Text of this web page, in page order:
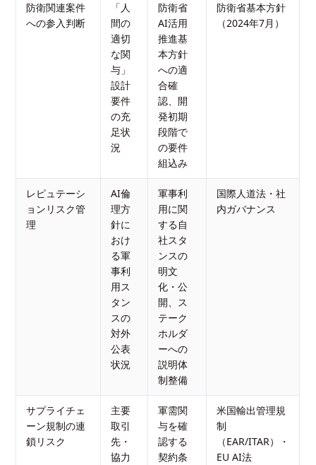
防衛関連案件
への参入判断
「人
間の
適切
な関
与」
設計
要件
の充
足状
況
防衛省
AI活用
推進基
本方針
への適
合確
認、開
発初期
段階で
の要件
組込み
防衛省基本方針
（2024年7月）
レピュテーシ
ョンリスク管
理
AI倫
理方
針に
おけ
る軍
事利
用ス
タン
スの
対外
公表
状況
軍事利
用に関
する自
社スタ
ンスの
明文
化・公
開、ス
テーク
ホルダ
ーへの
説明体
制整備
国際人道法・社
内ガバナンス
サプライチェ
ーン規制の連
鎖リスク
主要
取引
先・
協力
軍需関
与を確
認する
契約条
米国輸出管理規
制
（EAR/ITAR）・
EU AI法